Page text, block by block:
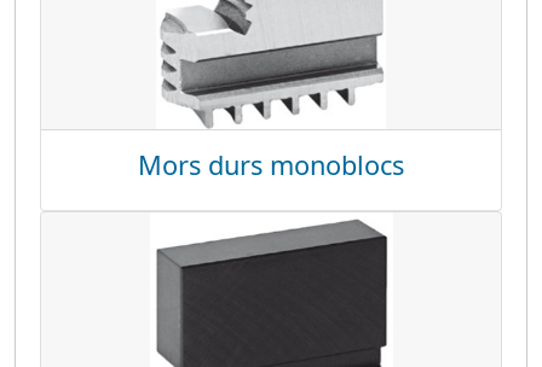
Mors durs monoblocs